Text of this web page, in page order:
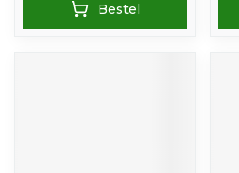
Bestel